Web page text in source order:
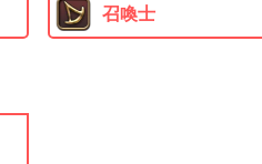
召喚士